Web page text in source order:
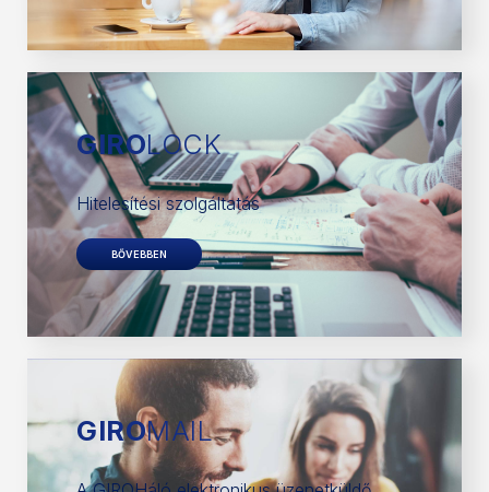
GIROLOCK
Hitelesítési szolgáltatás
BŐVEBBEN
GIROMAIL